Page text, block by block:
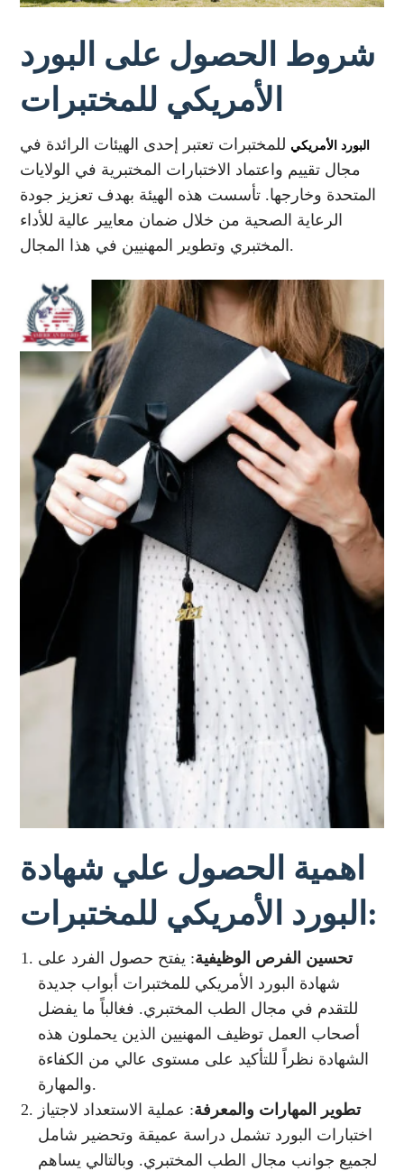
شروط الحصول على البورد
الأمريكي للمختبرات
البورد الأمريكي للمختبرات تعتبر إحدى الهيئات الرائدة في
مجال تقييم واعتماد الاختبارات المختبرية في الولايات
المتحدة وخارجها. تأسست هذه الهيئة بهدف تعزيز جودة
الرعاية الصحية من خلال ضمان معايير عالية للأداء
المختبري وتطوير المهنيين في هذا المجال.
اهمية الحصول علي شهادة
البورد الأمريكي للمختبرات:
تحسين الفرص الوظيفية: يفتح حصول الفرد على
شهادة البورد الأمريكي للمختبرات أبواب جديدة
للتقدم في مجال الطب المختبري. فغالباً ما يفضل
أصحاب العمل توظيف المهنيين الذين يحملون هذه
الشهادة نظراً للتأكيد على مستوى عالي من الكفاءة
والمهارة.
تطوير المهارات والمعرفة: عملية الاستعداد لاجتياز
اختبارات البورد تشمل دراسة عميقة وتحضير شامل
لجميع جوانب مجال الطب المختبري. وبالتالي يساهم